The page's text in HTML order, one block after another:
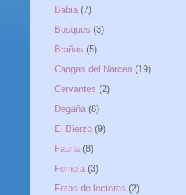
Babia (7)
Bosques (3)
Brañas (5)
Cangas del Narcea (19)
Cervantes (2)
Degaña (8)
El Bierzo (9)
Fauna (8)
Fornela (3)
Fotos de lectores (2)